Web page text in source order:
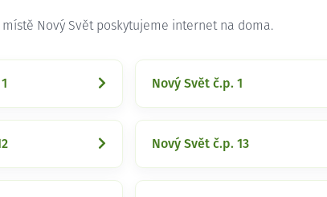
místě Nový Svět poskytujeme internet na doma.
Nový Svět č.p. 1
Nový Svět č.p. 13